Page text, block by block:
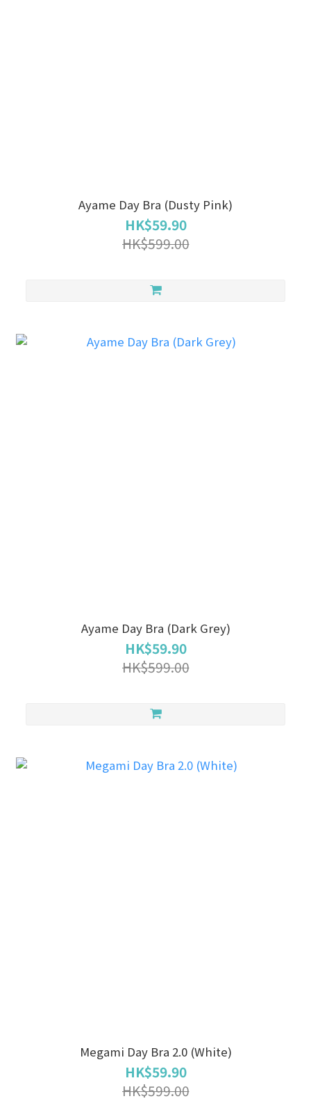
Ayame Day Bra (Dusty Pink)
HK$59.90
HK$599.00
Ayame Day Bra (Dark Grey)
HK$59.90
HK$599.00
Megami Day Bra 2.0 (White)
HK$59.90
HK$599.00